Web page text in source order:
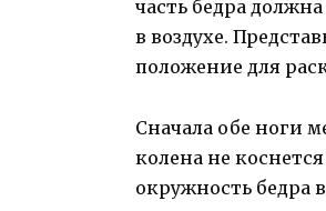
часть бедра
в воздухе.
положение для
Сначала обе ноги
колена не
окружность бедра